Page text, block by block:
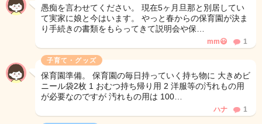
愚痴を言わせてください。 現在5ヶ月旦那と別居してい
て実家に娘と今はいます。 やっと春からの保育園が決ま
り手続きの書類をもらってきて説明会や保…
mm😃 1
子育て・グッズ
保育園準備。 保育園の毎日持っていく持ち物に 大きめビ
ニール袋2枚 1 おむつ持ち帰り用 2 洋服等の汚れもの用
が必要なのですが 汚れもの用は 100…
ハナ 1